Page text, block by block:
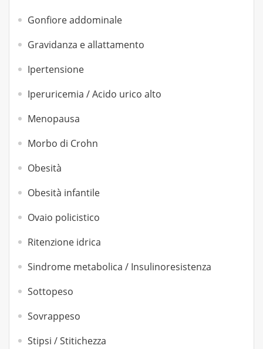
Gonfiore addominale
Gravidanza e allattamento
Ipertensione
Iperuricemia / Acido urico alto
Menopausa
Morbo di Crohn
Obesità
Obesità infantile
Ovaio policistico
Ritenzione idrica
Sindrome metabolica / Insulinoresistenza
Sottopeso
Sovrappeso
Stipsi / Stitichezza